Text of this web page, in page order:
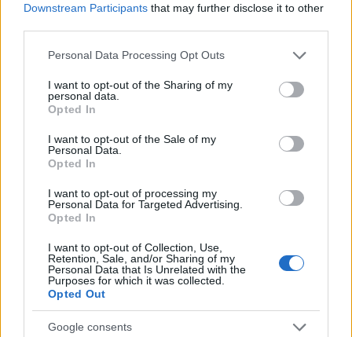
Downstream Participants that may further disclose it to other
Please note that this website/app uses one or more Google
not limited to your visit or usage behaviour. You may click to
grant or deny consent to Google and its third-party tags to
use your data for below specified purposes in below Google
consent section.
Personal Data Processing Opt Outs
I want to opt-out of the Sharing of my
personal data.
Opted In
I want to opt-out of the Sale of my
Personal Data.
Opted In
I want to opt-out of processing my
Personal Data for Targeted Advertising.
Opted In
I want to opt-out of Collection, Use,
Retention, Sale, and/or Sharing of my
Personal Data that Is Unrelated with the
Purposes for which it was collected.
Opted Out
Google consents
Εφορεία Αρχαιοτήτων Μαγνησίας
Η ειδικότητα είναι η εξής:
ΠΕ Μηχανικών ειδικότητας Αρχιτεκτόνων
και ανάδειξη αρχαίων μνημείων - 1 θέση
Διαβάστε αναλυτικά την προκήρυξη στο proson.gr
Εφορεία Αρχαιοτήτων Κυκλάδων
Οι θέσεις εργασίας είναι οι ακόλουθες:
ΠΕ Αρχαιολόγων με μεταπτυχιακό τίτλο